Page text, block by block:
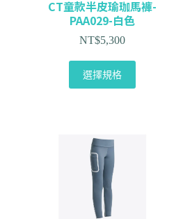
CT童款半皮瑜珈馬褲-
PAA029-白色
NT$5,300
選擇規格